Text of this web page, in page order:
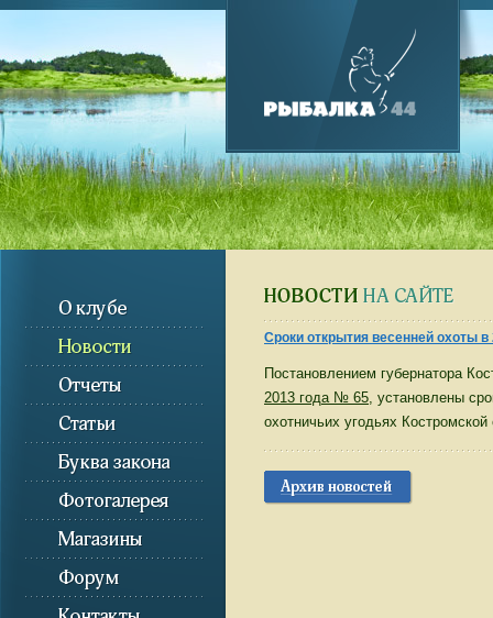
Cроки открытия весенней охоты в
Постановлением губернатора
2013 года № 65, установлены
охотничьих угодьях Костромской